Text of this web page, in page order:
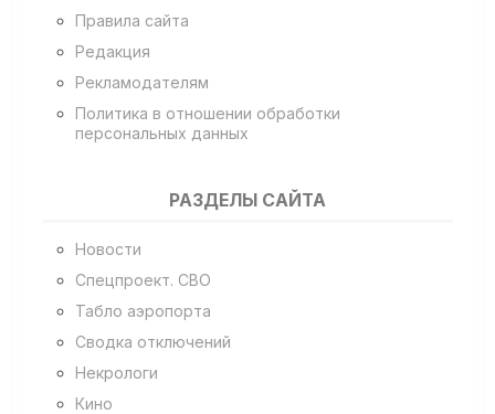
Правила сайта
Редакция
Рекламодателям
Политика в отношении обработки
персональных данных
РАЗДЕЛЫ САЙТА
Новости
Спецпроект. СВО
Табло аэропорта
Сводка отключений
Некрологи
Кино